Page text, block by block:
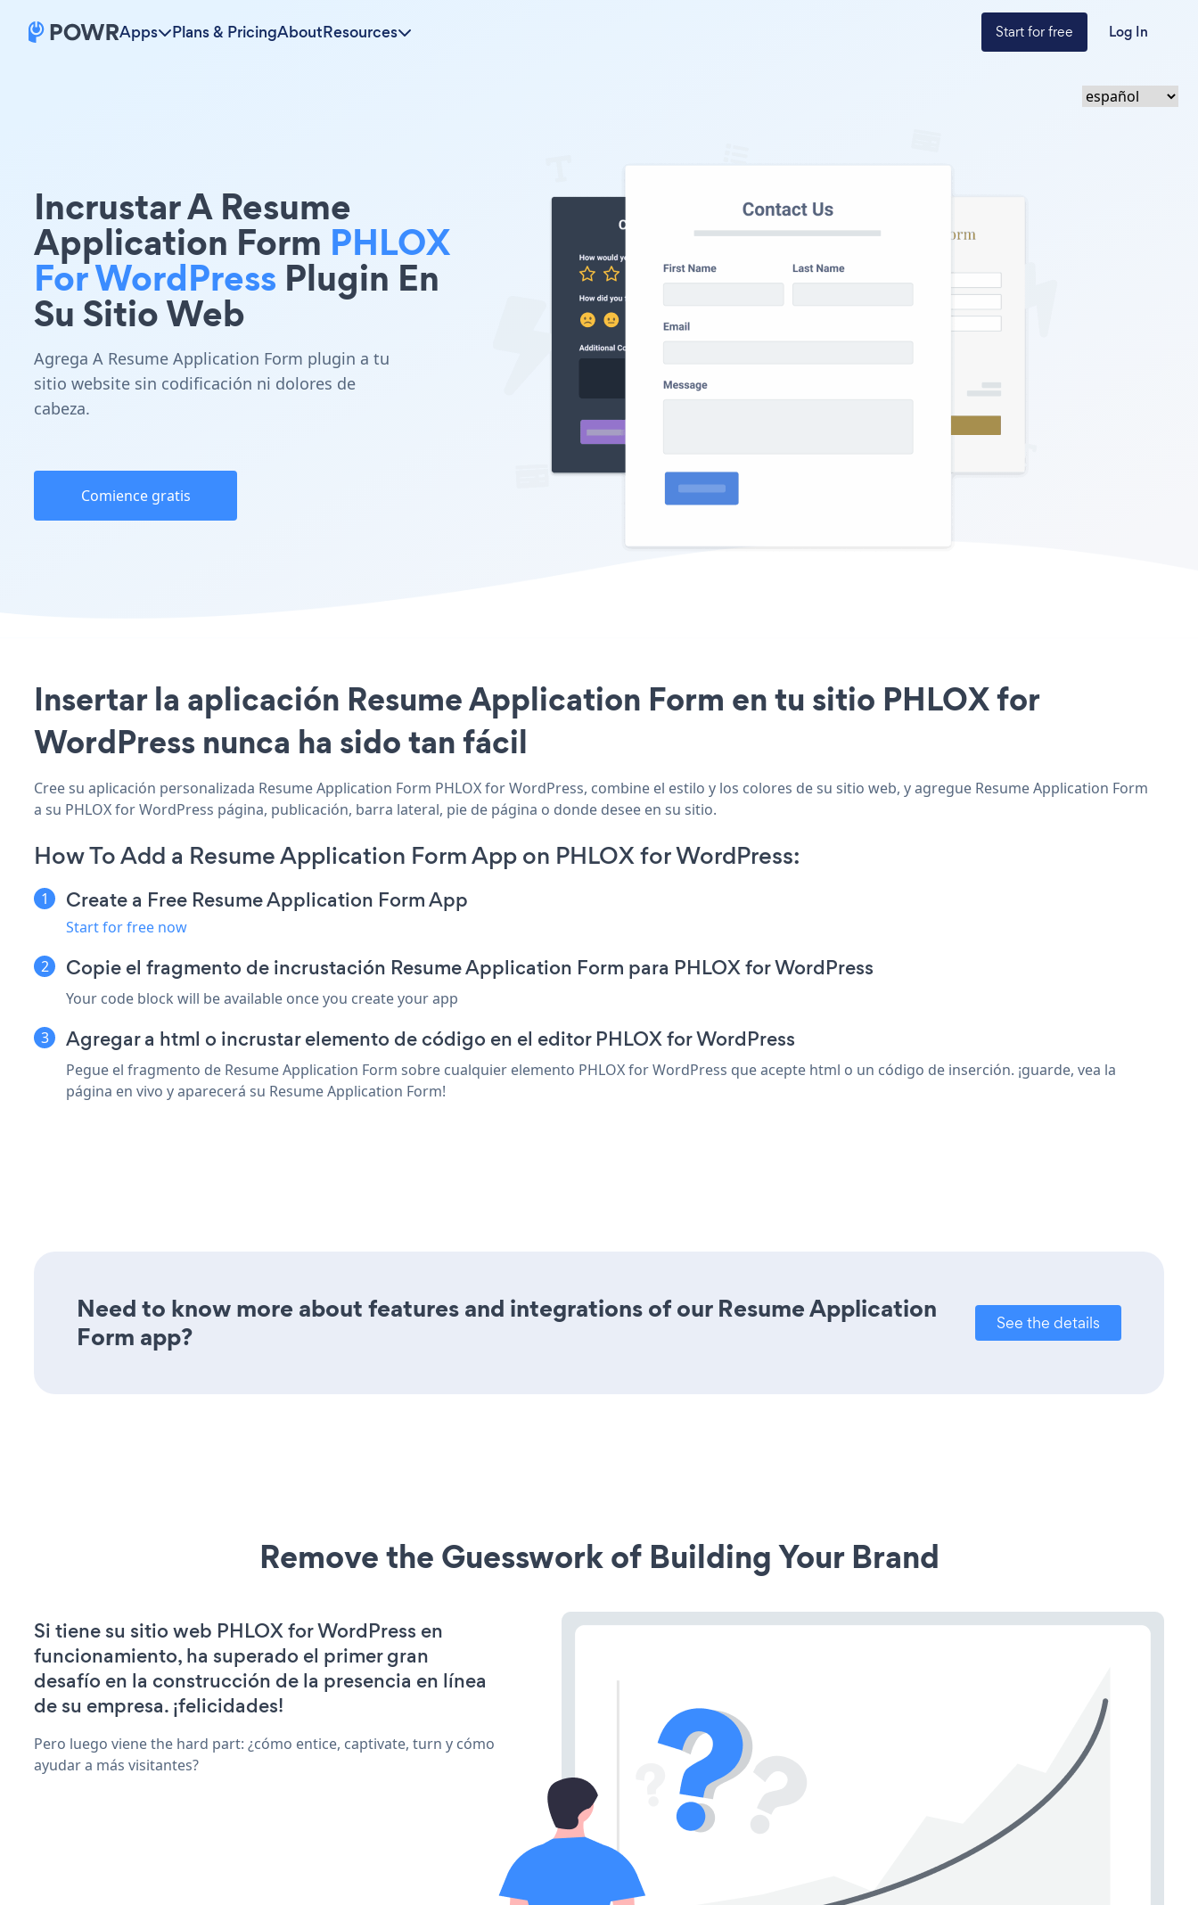
Apps Plans & PricingAboutResources Start for free Log In
Incrustar A Resume
Application Form PHLOX
For WordPress Plugin En
Su Sitio Web
Agrega A Resume Application Form plugin a tu
sitio website sin codificación ni dolores de
cabeza.
Comience gratis
Insertar la aplicación Resume Application Form en tu sitio PHLOX for
WordPress nunca ha sido tan fácil
Cree su aplicación personalizada Resume Application Form PHLOX for WordPress, combine el estilo y los colores de su sitio web, y agregue Resume Application Form
a su PHLOX for WordPress página, publicación, barra lateral, pie de página o donde desee en su sitio.
How To Add a Resume Application Form App on PHLOX for WordPress:
Create a Free Resume Application Form App
Start for free now
Copie el fragmento de incrustación Resume Application Form para PHLOX for WordPress
Your code block will be available once you create your app
Agregar a html o incrustar elemento de código en el editor PHLOX for WordPress
Pegue el fragmento de Resume Application Form sobre cualquier elemento PHLOX for WordPress que acepte html o un código de inserción. ¡guarde, vea la
página en vivo y aparecerá su Resume Application Form!
Need to know more about features and integrations of our Resume Application
Form app?
See the details
Remove the Guesswork of Building Your Brand
Si tiene su sitio web PHLOX for WordPress en
funcionamiento, ha superado el primer gran
desafío en la construcción de la presencia en línea
de su empresa. ¡felicidades!
Pero luego viene the hard part: ¿cómo entice, captivate, turn y cómo
ayudar a más visitantes?